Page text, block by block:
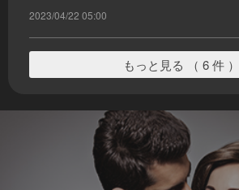
2023/04/22 05:00
もっと見る （ 6 件 ）